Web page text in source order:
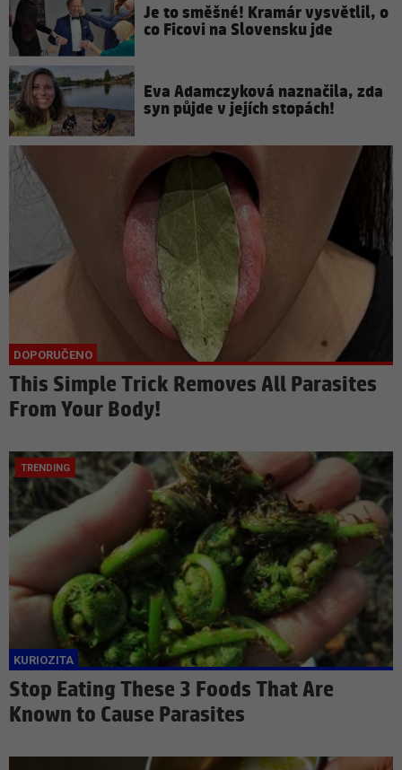
Je to směšné! Kramár vysvětlil, o
co Ficovi na Slovensku jde
Eva Adamczyková naznačila, zda
syn půjde v jejích stopách!
This Simple Trick Removes All Parasites
From Your Body!
Stop Eating These 3 Foods That Are
Known to Cause Parasites